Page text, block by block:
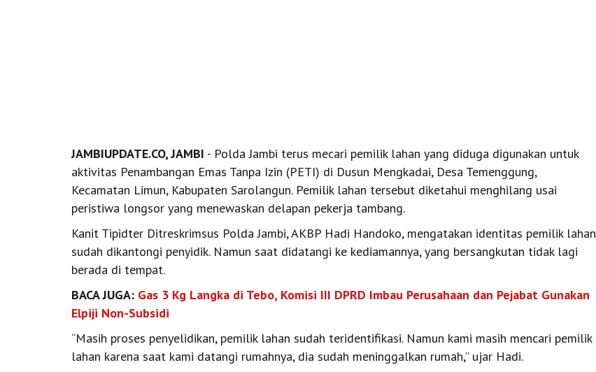
JAMBIUPDATE.CO, JAMBI - Polda Jambi terus mecari pemilik lahan yang diduga digunakan untuk
aktivitas Penambangan Emas Tanpa Izin (PETI) di Dusun Mengkadai, Desa Temenggung,
Kecamatan Limun, Kabupaten Sarolangun. Pemilik lahan tersebut diketahui menghilang usai
peristiwa longsor yang menewaskan delapan pekerja tambang.
Kanit Tipidter Ditreskrimsus Polda Jambi, AKBP Hadi Handoko, mengatakan identitas pemilik lahan
sudah dikantongi penyidik. Namun saat didatangi ke kediamannya, yang bersangkutan tidak lagi
berada di tempat.
BACA JUGA: Gas 3 Kg Langka di Tebo, Komisi III DPRD Imbau Perusahaan dan Pejabat Gunakan
Elpiji Non-Subsidi
“Masih proses penyelidikan, pemilik lahan sudah teridentifikasi. Namun kami masih mencari pemilik
lahan karena saat kami datangi rumahnya, dia sudah meninggalkan rumah,” ujar Hadi.